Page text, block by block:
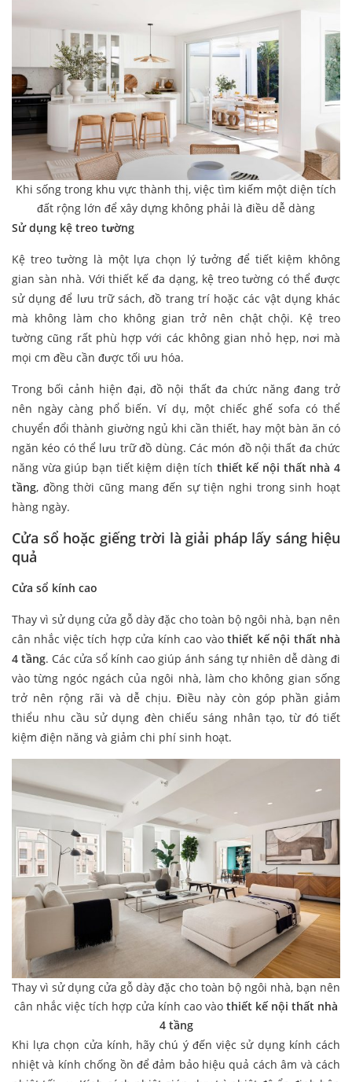
Khi sống trong khu vực thành thị, việc tìm kiếm một diện tích
đất rộng lớn để xây dựng không phải là điều dễ dàng
Sử dụng kệ treo tường
Kệ treo tường là một lựa chọn lý tưởng để tiết kiệm không
gian sàn nhà. Với thiết kế đa dạng, kệ treo tường có thể được
sử dụng để lưu trữ sách, đồ trang trí hoặc các vật dụng khác
mà không làm cho không gian trở nên chật chội. Kệ treo
tường cũng rất phù hợp với các không gian nhỏ hẹp, nơi mà
mọi cm đều cần được tối ưu hóa.
Trong bối cảnh hiện đại, đồ nội thất đa chức năng đang trở
nên ngày càng phổ biến. Ví dụ, một chiếc ghế sofa có thể
chuyển đổi thành giường ngủ khi cần thiết, hay một bàn ăn có
ngăn kéo có thể lưu trữ đồ dùng. Các món đồ nội thất đa chức
năng vừa giúp bạn tiết kiệm diện tích thiết kế nội thất nhà 4
tầng, đồng thời cũng mang đến sự tiện nghi trong sinh hoạt
hàng ngày.
Cửa sổ hoặc giếng trời là giải pháp lấy sáng hiệu
quả
Cửa sổ kính cao
Thay vì sử dụng cửa gỗ dày đặc cho toàn bộ ngôi nhà, bạn nên
cân nhắc việc tích hợp cửa kính cao vàothiết kế nội thất nhà
4 tầng. Các cửa sổ kính cao giúp ánh sáng tự nhiên dễ dàng đi
vào từng ngóc ngách của ngôi nhà, làm cho không gian sống
trở nên rộng rãi và dễ chịu. Điều này còn góp phần giảm
thiểu nhu cầu sử dụng đèn chiếu sáng nhân tạo, từ đó tiết
kiệm điện năng và giảm chi phí sinh hoạt.
Thay vì sử dụng cửa gỗ dày đặc cho toàn bộ ngôi nhà, bạn nên
cân nhắc việc tích hợp cửa kính cao vào thiết kế nội thất nhà
4 tầng
Khi lựa chọn cửa kính, hãy chú ý đến việc sử dụng kính cách
nhiệt và kính chống ồn để đảm bảo hiệu quả cách âm và cách